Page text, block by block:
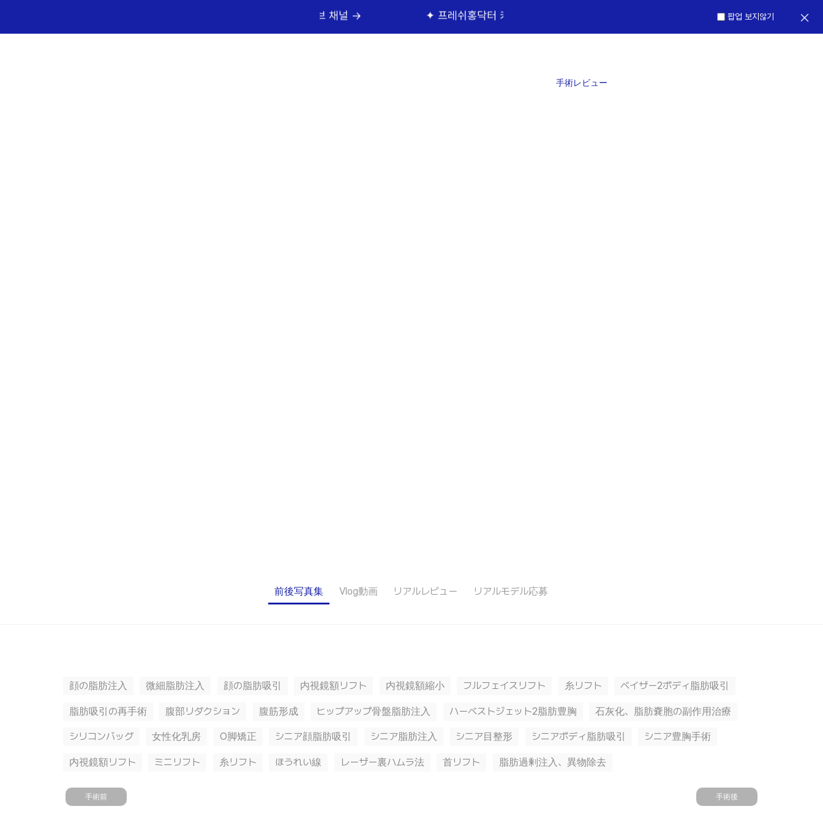
✦ 프레쉬홍닥터 카톡상담 → 팝업 보지않기
手術レビュー
前後写真集 Vlog動画 リアルレビュー リアルモデル応募
顔の脂肪注入 微細脂肪注入 顔の脂肪吸引 内視鏡額リフト 内視鏡額縮小 フルフェイスリフト 糸リフト ベイザー2ボディ脂肪吸引
脂肪吸引の再手術 腹部リダクション 腹筋形成 ヒップアップ骨盤脂肪注入 ハーベストジェット2脂肪豊胸 石灰化、脂肪嚢胞の副作用治療
シリコンバッグ 女性化乳房 O脚矯正 シニア顔脂肪吸引 シニア脂肪注入 シニア目整形 シニアボディ脂肪吸引 シニア豊胸手術
内視鏡額リフト ミニリフト 糸リフト ほうれい線 レーザー裏ハムラ法 首リフト 脂肪過剰注入、異物除去
手術前 手術後